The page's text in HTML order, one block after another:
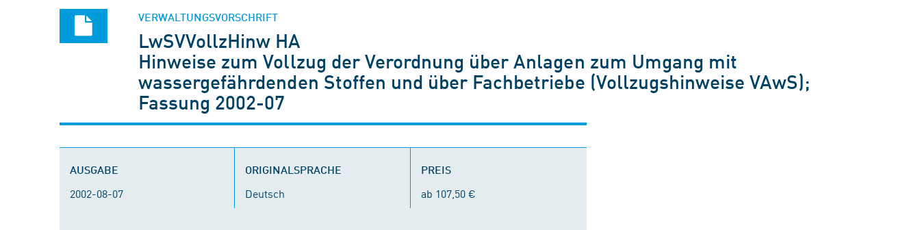
VERWALTUNGSVORSCHRIFT
LwSVVollzHinw HA
Hinweise zum Vollzug der Verordnung über Anlagen zum Umgang mit
wassergefährdenden Stoffen und über Fachbetriebe (Vollzugshinweise VAwS);
Fassung 2002-07
AUSGABE
2002-08-07
ORIGINALSPRACHE
Deutsch
PREIS
ab 107,50 €